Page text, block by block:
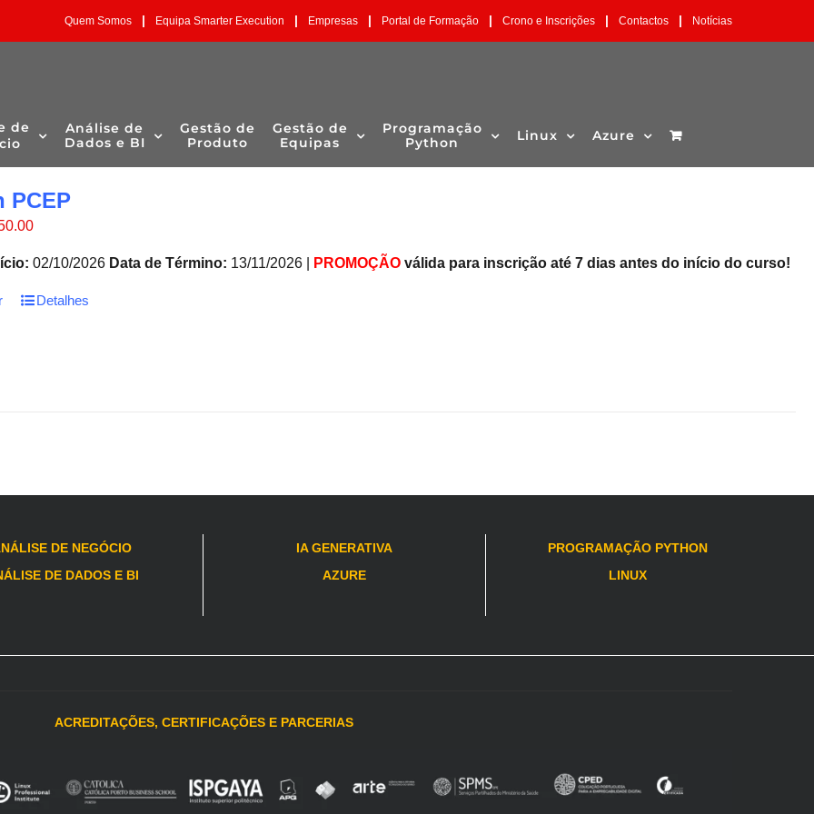
Quem Somos | Equipa Smarter Execution | Empresas | Portal de Formação | Crono e Inscrições | Contactos | Notícias
de
Análise de
Dados e BI
Gestão de
Produto
Gestão de
Equipas
Programação
Python
Linux Azure
PCEP
O
atual
€850.00.
02/10/2026 Data de Término: 13/11/2026 | PROMOÇÃO válida para inscrição até 7 dias antes do início do curso!
Detalhes
DE NEGÓCIO
DE DADOS E BI
IA GENERATIVA
AZURE
PROGRAMAÇÃO PYTHON
LINUX
ACREDITAÇÕES, CERTIFICAÇÕES E PARCERIAS